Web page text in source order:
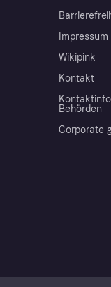
Impressum
Wikipink
Kontakt
Behörden
Corporate
Dein